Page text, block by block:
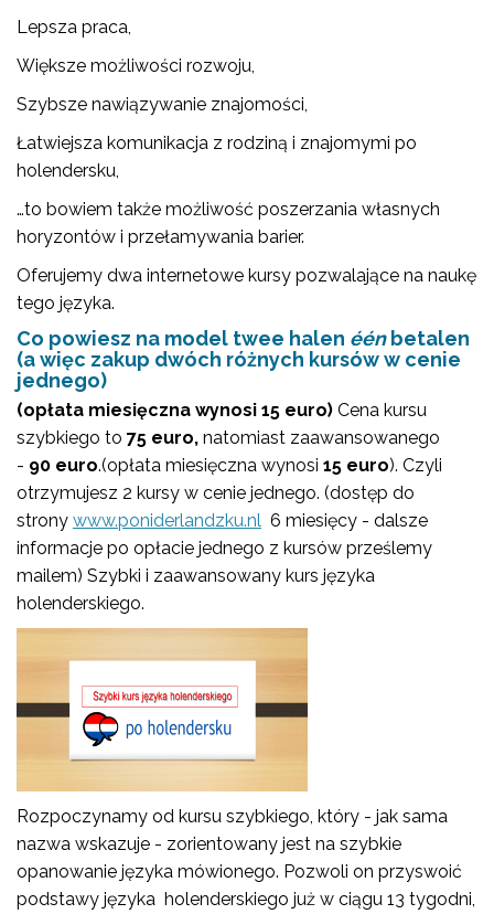
Lepsza praca,
Większe możliwości rozwoju,
Szybsze nawiązywanie znajomości,
Łatwiejsza komunikacja z rodziną i znajomymi po
holendersku,
…to bowiem także możliwość poszerzania własnych
horyzontów i przełamywania barier.
Oferujemy dwa internetowe kursy pozwalające na naukę
tego języka.
Co powiesz na model twee halen éénbetalen
(a więc zakup dwóch różnych kursów w cenie
jednego)
(opłata miesięczna wynosi 15 euro) Cena kursu
szybkiego to 75 euro, natomiast zaawansowanego
- 90 euro.(opłata miesięczna wynosi 15 euro). Czyli
otrzymujesz 2 kursy w cenie jednego. (dostęp do
strony www.poniderlandzku.nl 6 miesięcy - dalsze
informacje po opłacie jednego z kursów prześlemy
mailem) Szybki i zaawansowany kurs języka
holenderskiego.
Rozpoczynamy od kursu szybkiego, który - jak sama
nazwa wskazuje - zorientowany jest na szybkie
opanowanie języka mówionego. Pozwoli on przyswoić
podstawy języka holenderskiego już w ciągu 13 tygodni,